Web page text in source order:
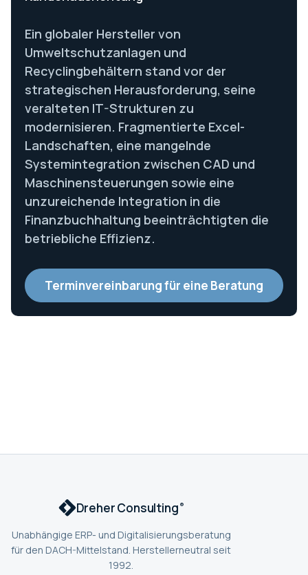
Ein globaler Hersteller von
Umweltschutzanlagen und
Recyclingbehältern stand vor der
strategischen Herausforderung, seine
veralteten IT-Strukturen zu
modernisieren. Fragmentierte Excel-
Landschaften, eine mangelnde
Systemintegration zwischen CAD und
Maschinensteuerungen sowie eine
unzureichende Integration in die
Finanzbuchhaltung beeinträchtigten die
betriebliche Effizienz.
Terminvereinbarung für eine Beratung
Dreher Consulting ®
Unabhängige ERP- und Digitalisierungsberatung
für den DACH-Mittelstand. Herstellerneutral seit
1992.